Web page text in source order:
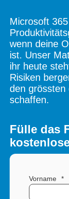
Microsoft
wenn deine
ist. Unser
ihr heute
Risiken
den grössten
schaffen.
Fülle das
Vorname *